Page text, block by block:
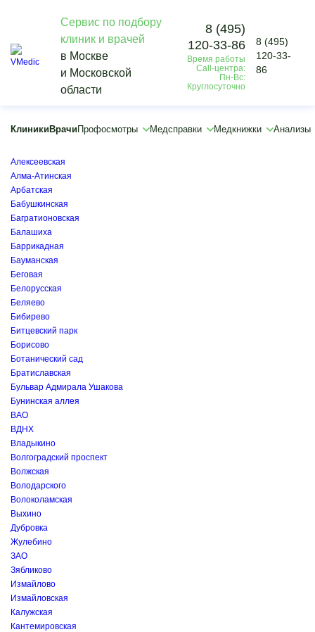
Сервис по подбору
клиник и врачей
в Москве
и Московской
области
8 (495)
120-33-86
Время работы
Call-центра:
Пн-Вс:
Круглосуточно
8 (495)
120-33-
86
Клиники Врачи Профосмотры Медсправки Медкнижки Анализы
Vmedic
Профосмотры
Медицинские осмотры работников
Автозаводская
Алексеевская
Алма-Атинская
Арбатская
Бабушкинская
Багратионовская
Балашиха
Баррикадная
Бауманская
Беговая
Белорусская
Беляево
Бибирево
Битцевский парк
Борисово
Ботанический сад
Братиславская
Бульвар Адмирала Ушакова
Бунинская аллея
ВАО
ВДНХ
Владыкино
Волгоградский проспект
Волжская
Володарского
Волоколамская
Выхино
Дубровка
Жулебино
ЗАО
Зябликово
Измайлово
Измайловская
Калужская
Кантемировская